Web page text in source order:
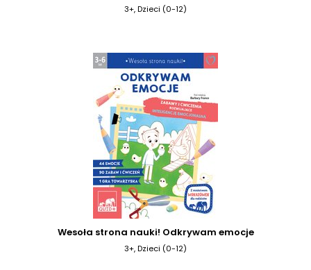
3+, Dzieci (0-12)
Wesoła strona nauki! Odkrywam emocje
3+, Dzieci (0-12)